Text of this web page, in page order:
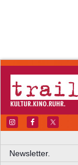
Newsletter.